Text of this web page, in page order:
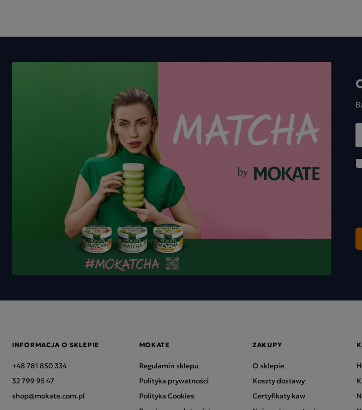
INFORMACJA O SKLEPIE
+48 781 850 334
32 799 95 47
shop@mokate.com.pl
MOKATE
Regulamin sklepu
Polityka prywatności
Polityka Cookies
ZAKUPY
O sklepie
Koszty dostawy
Certyfikaty kaw